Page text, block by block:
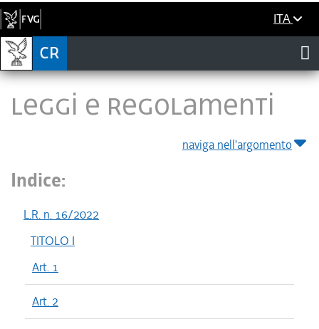
ITA
LEGGI E REGOLAMENTI
naviga nell'argomento
Indice:
L.R. n. 16/2022
TITOLO I
Art. 1
Art. 2